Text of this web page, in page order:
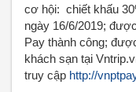
cơ hội: chiết khấu
ngày 16/6/2019;
Pay thành công;
khách sạn tại
truy cập http://